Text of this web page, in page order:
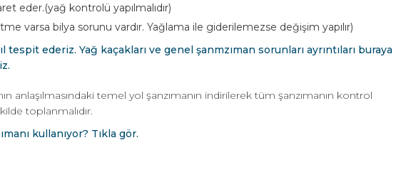
eder.(yağ kontrolü yapılmalıdır)
varsa bilya sorunu vardır. Yağlama ile giderilemezse değişim yapılır)
tespit ederiz. Yağ kaçakları ve genel şanmzıman sorunları ayrıntıları buraya
anlaşılmasındaki temel yol şanzımanın indirilerek tüm şanzımanın kontrol
toplanmalıdır.
kullanıyor? Tıkla gör.